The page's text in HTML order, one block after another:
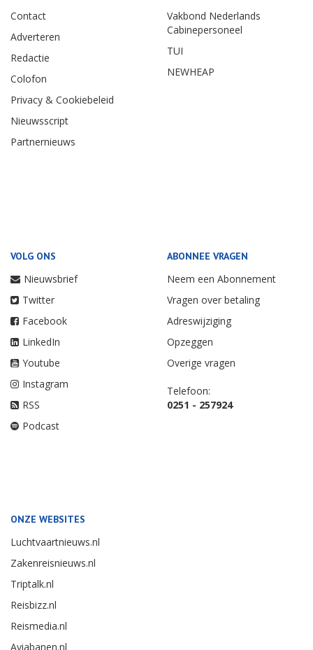
Contact
Adverteren
Redactie
Colofon
Privacy & Cookiebeleid
Nieuwsscript
Partnernieuws
Vakbond Nederlands
Cabinepersoneel
TUI
NEWHEAP
VOLG ONS
Nieuwsbrief
Twitter
Facebook
LinkedIn
Youtube
Instagram
RSS
Podcast
ABONNEE VRAGEN
Neem een Abonnement
Vragen over betaling
Adreswijziging
Opzeggen
Overige vragen
Telefoon:
0251 - 257924
ONZE WEBSITES
Luchtvaartnieuws.nl
Zakenreisnieuws.nl
Triptalk.nl
Reisbizz.nl
Reismedia.nl
Aviabanen.nl